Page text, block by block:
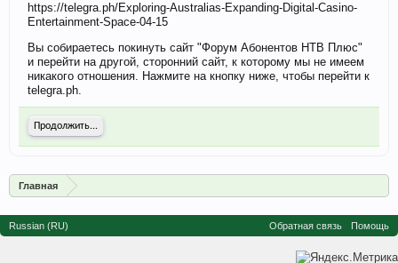
https://telegra.ph/Exploring-Australias-Expanding-Digital-Casino-
Entertainment-Space-04-15
Вы собираетесь покинуть сайт "Форум Абонентов НТВ Плюс"
и перейти на другой, сторонний сайт, к которому мы не имеем
никакого отношения. Нажмите на кнопку ниже, чтобы перейти к
telegra.ph.
Продолжить...
Главная
Russian (RU) Обратная связь Помощь